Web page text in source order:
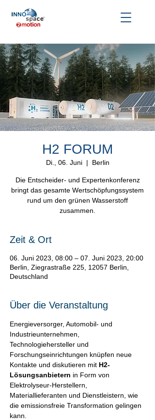
H2 FORUM
Di., 06. Juni
  |
Berlin
Die Entscheider- und Expertenkonferenz
bringt das gesamte Wertschöpfungssystem
rund um den grünen Wasserstoff
zusammen.
Zeit & Ort
06. Juni 2023, 08:00 – 07. Juni 2023, 20:00
Berlin, Ziegrastraße 225, 12057 Berlin,
Deutschland
Über die Veranstaltung
Energieversorger, Automobil- und
Industrieunternehmen,
Technologiehersteller und
Forschungseinrichtungen knüpfen neue
Kontakte und diskutieren mit H2-
Lösungsanbietern in Form von
Elektrolyseur-Herstellern,
Materiallieferanten und Dienstleistern, wie
die emissionsfreie Transformation gelingen
kann.